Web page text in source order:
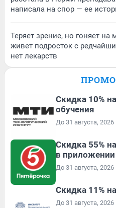
написала на спор — ее
Теряет зрение, но гоняет на
живет подросток с
нет лекарств
Скидка 10%
обучения
До 31 августа, 2026
Скидка 55%
в
До 31 августа, 2026
Скидка 11%
До 31 августа, 2026